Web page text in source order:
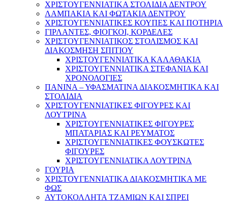
ΧΡΙΣΤΟΥΓΕΝΝΙΑΤΙΚΑ ΣΤΟΛΙΔΙΑ ΔΕΝΤΡΟΥ
ΛΑΜΠΑΚΙΑ ΚΑΙ ΦΩΤΑΚΙΑ ΔΕΝΤΡΟΥ
ΧΡΙΣΤΟΥΓΕΝΝΙΑΤΙΚΕΣ ΚΟΥΠΕΣ ΚΑΙ ΠΟΤΗΡΙΑ
ΓΙΡΛΑΝΤΕΣ, ΦΙΟΓΚΟΙ, ΚΟΡΔΕΛΕΣ
ΧΡΙΣΤΟΥΓΕΝΝΙΑΤΙΚΟΣ ΣΤΟΛΙΣΜΟΣ ΚΑΙ
ΔΙΑΚΟΣΜΗΣΗ ΣΠΙΤΙΟΥ
ΧΡΙΣΤΟΥΓΕΝΝΙΑΤΙΚΑ ΚΑΛΑΘΑΚΙΑ
ΧΡΙΣΤΟΥΓΕΝΝΙΑΤΙΚΑ ΣΤΕΦΑΝΙΑ ΚΑΙ
ΧΡΟΝΟΛΟΓΙΕΣ
ΠΑΝΙΝΑ – ΥΦΑΣΜΑΤΙΝΑ ΔΙΑΚΟΣΜΗΤΙΚΑ ΚΑΙ
ΣΤΟΛΙΔΙΑ
ΧΡΙΣΤΟΥΓΕΝΝΙΑΤΙΚΕΣ ΦΙΓΟΥΡΕΣ ΚΑΙ
ΛΟΥΤΡΙΝΑ
ΧΡΙΣΤΟΥΓΕΝΝΙΑΤΙΚΕΣ ΦΙΓΟΥΡΕΣ
ΜΠΑΤΑΡΙΑΣ ΚΑΙ ΡΕΥΜΑΤΟΣ
ΧΡΙΣΤΟΥΓΕΝΝΙΑΤΙΚΕΣ ΦΟΥΣΚΩΤΕΣ
ΦΙΓΟΥΡΕΣ
ΧΡΙΣΤΟΥΓΕΝΝΙΑΤΙΚΑ ΛΟΥΤΡΙΝΑ
ΓΟΥΡΙΑ
ΧΡΙΣΤΟΥΓΕΝΝΙΑΤΙΚΑ ΔΙΑΚΟΣΜΗΤΙΚΑ ΜΕ
ΦΩΣ
ΑΥΤΟΚΟΛΛΗΤΑ ΤΖΑΜΙΩΝ ΚΑΙ ΣΠΡΕΙ